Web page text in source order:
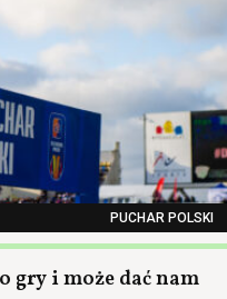
PUCHAR POLSKI
gry i może dać nam